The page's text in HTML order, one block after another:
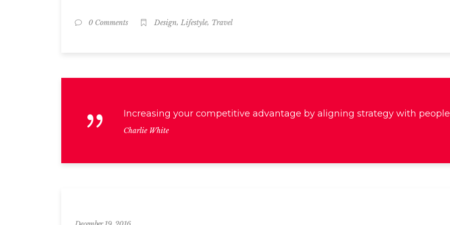
0 Comments Design, Lifestyle, Travel
Increasing your competitive advantage by aligning strategy with
Charlie White